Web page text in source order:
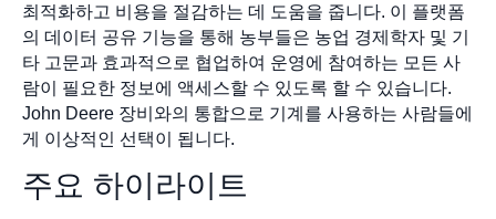
최적화하고 비용을 절감하는 데 도움을 줍니다. 이 플랫폼
의 데이터 공유 기능을 통해 농부들은 농업 경제학자 및 기
타 고문과 효과적으로 협업하여 운영에 참여하는 모든 사
람이 필요한 정보에 액세스할 수 있도록 할 수 있습니다.
John Deere 장비와의 통합으로 기계를 사용하는 사람들에
게 이상적인 선택이 됩니다.
주요 하이라이트